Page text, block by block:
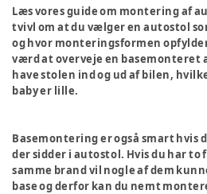
Læs vores guide om montering af
tvivl om at du vælger en autostol
og hvor monteringsformen
værd at overveje en basemonteret
have stolen ind og ud af bilen,
baby er lille.
Basemontering er også smart hvis
der sidder i autostol. Hvis du har
samme brand vil nogle af dem
base og derfor kan du nemt